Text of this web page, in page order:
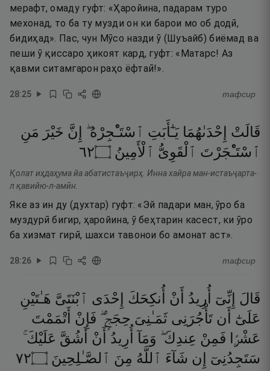
мерафт, омаду гуфт: «Ҳаройина, падарам туро
мехонад, то ба ту музди он ки барои мо об додӣ,
бидиҳад». Пас, чун Мӯсо назди ӯ (Шуъайб) биёмад ва
пеши ӯ қиссаро ҳикоят кард, гуфт: «Матарс! Аз
қавми ситамгарон раҳо ёфтаӣ!».
28:25 тафсир
قَالَتْ إِحْدَىٰهُمَا يَـٰٓأَبَتِ ٱسْتَـْٔجِرْهُ ۖ إِنَّ خَيْرَ مَنِ
ٱسْتَـْٔجَرْتَ ٱلْقَوِىُّ ٱلْأَمِينُ ۝٢٦
Қолат иҳдаҳума йа абатистаъҷирҳ. Инна хайра ман-истаъҷарта-
л қавийю-л-амӣн.
Яке аз ин ду (духтар) гуфт: «Эй падари ман, ӯро ба
муздурӣ бигир, ҳаройина, ӯ беҳтарин касест, ки ӯро
ба хизмат гирӣ, шахси тавонои бо амонат аст».
28:26 тафсир
قَالَ إِنِّىٓ أُرِيدُ أَنْ أُنكِحَكَ إِحْدَى ٱبْنَتَىَّ هَـٰتَيْنِ
عَلَىٰٓ
أَن تَأْجُرَنِى ثَمَـٰنِىَ حِجَجٍۢ ۖ فَإِنْ أَتْمَمْتَ
عَشْرًۭا
فَمِنْ عِندِكَ ۖ وَمَآ أُرِيدُ أَنْ أَشُقَّ عَلَيْكَ ۚ
سَتَجِدُنِىٓ
إِن شَآءَ ٱللَّهُ مِنَ ٱلصَّـٰلِحِينَ ۝٢٧